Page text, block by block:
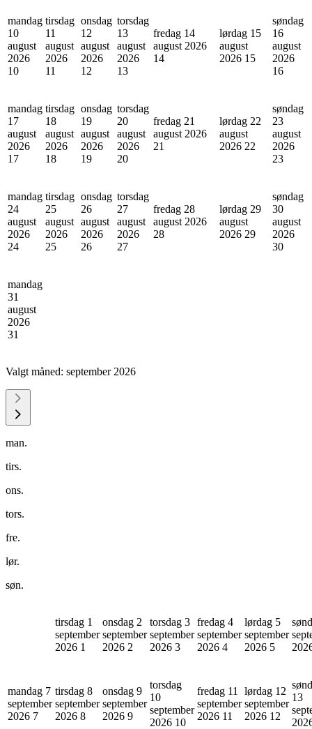
mandag
10
august
2026
10
tirsdag
11
august
2026
11
onsdag
12
august
2026
12
torsdag
13
august
2026
13
fredag 14
august 2026
14
lørdag 15
august
2026 15
søndag
16
august
2026
16
mandag
17
august
2026
17
tirsdag
18
august
2026
18
onsdag
19
august
2026
19
torsdag
20
august
2026
20
fredag 21
august 2026
21
lørdag 22
august
2026 22
søndag
23
august
2026
23
mandag
24
august
2026
24
tirsdag
25
august
2026
25
onsdag
26
august
2026
26
torsdag
27
august
2026
27
fredag 28
august 2026
28
lørdag 29
august
2026 29
søndag
30
august
2026
30
mandag
31
august
2026
31
Valgt måned: september 2026
man.
tirs.
ons.
tors.
fre.
lør.
søn.
tirsdag 1
september
2026 1
onsdag 2
september
2026 2
torsdag 3
september
2026 3
fredag 4
september
2026 4
lørdag 5
september
2026 5
mandag 7
september
2026 7
tirsdag 8
september
2026 8
onsdag 9
september
2026 9
torsdag
10
september
2026 10
fredag 11
september
2026 11
lørdag 12
september
2026 12
13